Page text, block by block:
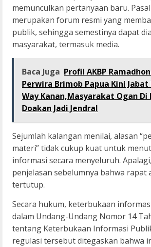
memunculkan pertanyaan baru.
merupakan forum resmi yang
publik, sehingga semestinya dapat
masyarakat, termasuk media.
Baca Juga Profil AKBP
Perwira Brimob Papua Kini Jabat
Way Kanan,Masyarakat Ogan Di
Doakan Jadi Jendral
Sejumlah kalangan menilai, alasan
materi” tidak cukup kuat untuk
informasi secara menyeluruh.
penjelasan sebelumnya bahwa rapat
tertutup.
Secara hukum, keterbukaan
dalam Undang-Undang Nomor 14
tentang Keterbukaan Informasi
regulasi tersebut ditegaskan bahwa